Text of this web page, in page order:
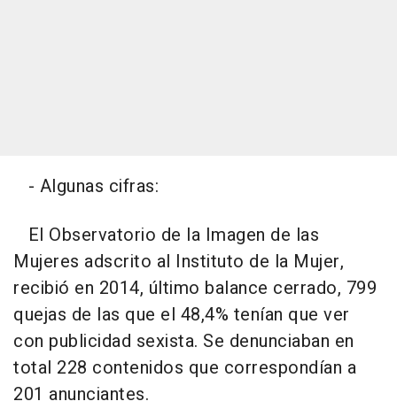
- Algunas cifras:
El Observatorio de la Imagen de las
Mujeres adscrito al Instituto de la Mujer,
recibió en 2014, último balance cerrado, 799
quejas de las que el 48,4% tenían que ver
con publicidad sexista. Se denunciaban en
total 228 contenidos que correspondían a
201 anunciantes.